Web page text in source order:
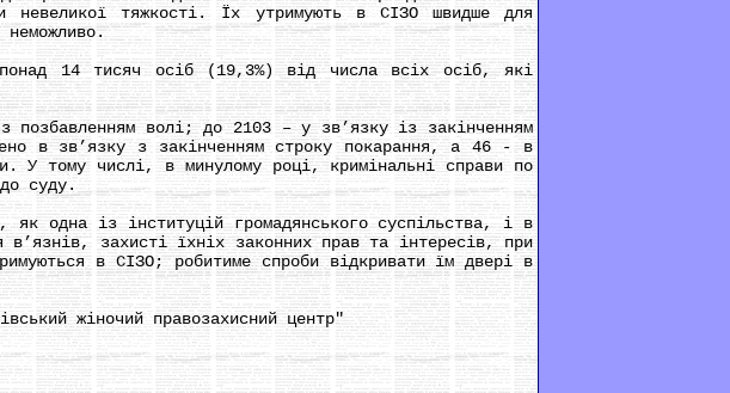
невеликої тяжкості. Їх утримують в СІЗО швидше для
неможливо.
14 тисяч осіб (19,3%) від числа всіх осіб, які
волі; до 2103 – у зв’язку із закінченням
в зв’язку з закінченням строку покарання, а 46 - в
У тому числі, в минулому році, кримінальні справи по
суду.
одна із інституцій громадянського суспільства, і в
в’язнів, захисті їхніх законних прав та інтересів, при
в СІЗО; робитиме спроби відкривати їм двері в
жіночий правозахисний центр"